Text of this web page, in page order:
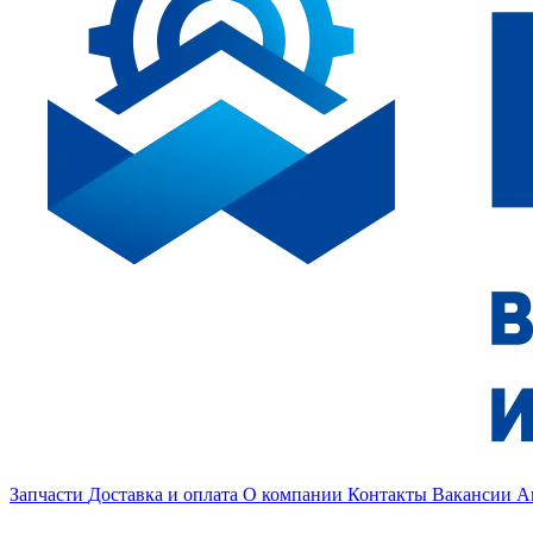
Запчасти Доставка и оплата О компании Контакты Вакансии